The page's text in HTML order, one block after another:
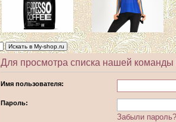
Для просмотра списка нашей
Имя пользователя:
Пароль:
Забыли пароль?